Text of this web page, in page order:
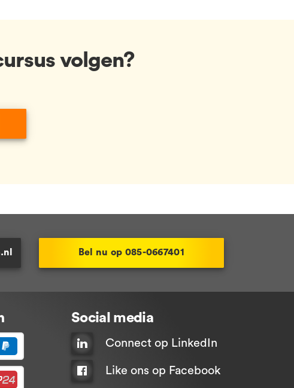
volgen?
Bel nu op 085-0667401
Social media
Connect op LinkedIn
Like ons op Facebook